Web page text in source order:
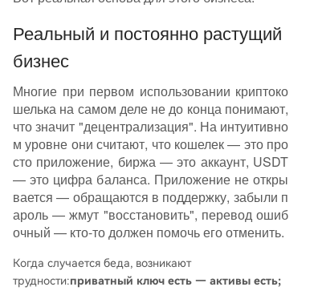
Реальный и постоянно растущий
бизнес
Многие при первом использовании криптоко
шелька на самом деле не до конца понимают,
что значит "децентрализация". На интуитивно
м уровне они считают, что кошелек — это про
сто приложение, биржа — это аккаунт, USDT
— это цифра баланса. Приложение не откры
вается — обращаются в поддержку, забыли п
ароль — жмут "восстановить", перевод ошиб
очный — кто-то должен помочь его отменить.
Когда случается беда, возникают
трудности:приватный ключ есть — активы есть;